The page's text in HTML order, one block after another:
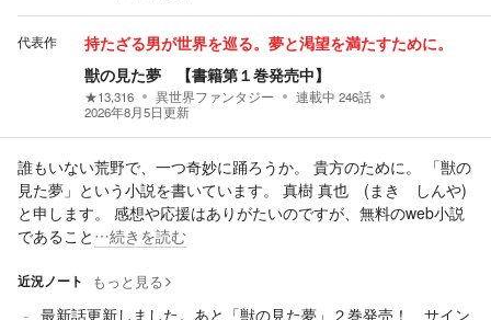
代表作 持たざる男が世界を巡る。夢と渇望を満たすために。
獣の見た夢 【書籍第１巻発売中】
★13,316 異世界ファンタジー 連載中 246話
2026年8月5日更新
誰もいない荒野で、一つ奇妙に踊ろうか。 貴方のために。 「獣の
見た夢」という小説を書いています。 真樹 真也 (まき しんや)
と申します。 感想や応援はありがたいのですが、無料のweb小説
であること …続きを読む
近況ノート もっと見る
最新話更新しました。あと「獣の見た夢」２巻発売！ サイン